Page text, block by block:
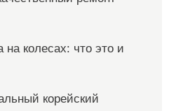
на колесах: что это и
корейский